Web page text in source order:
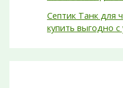
Септик Танк для
купить выгодно с